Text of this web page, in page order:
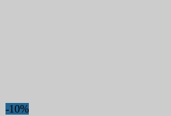
-10%